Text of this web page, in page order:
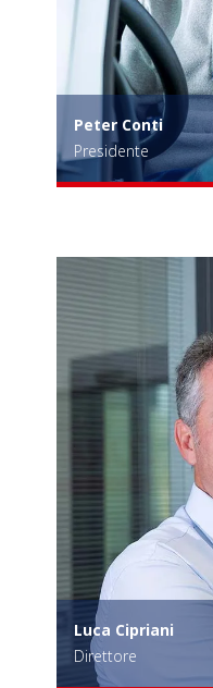
Peter Conti
Presidente
Luca Cipriani
Direttore